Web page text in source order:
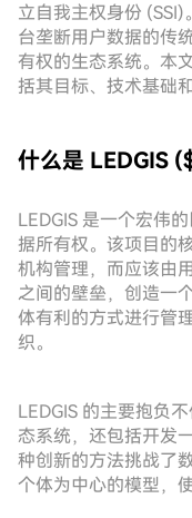
立自我主权身份 (SSI)
台垄断用户数据的传
有权的生态系统。本
括其目标、技术基础
什么是 LEDGIS
LEDGIS 是一个宏伟
据所有权。该项目的
机构管理，而应该由
之间的壁垒，创造一
体有利的方式进行管
织。
LEDGIS 的主要抱负
态系统，还包括开发
种创新的方法挑战了
个体为中心的模型，